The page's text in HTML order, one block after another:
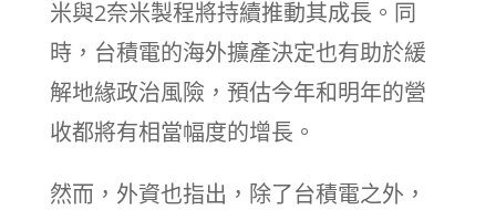
米與2奈米製程將持續推動其成長。同
時，台積電的海外擴產決定也有助於緩
解地緣政治風險，預估今年和明年的營
收都將有相當幅度的增長。
然而，外資也指出，除了台積電之外，